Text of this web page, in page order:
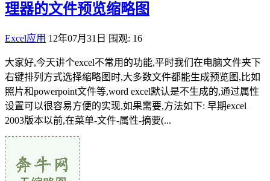
理器的文件预览缩略图
Excel应用 12年07月31日 围观: 16
大家好,今天讲个excel不常用的功能,平时我们在电脑文件夹下
右键排列方式选择缩略图时,大多数文件都能生成预览图,比如
照片和powerpoint文件等,word excel默认是不生成的,通过属性
设置可以很容易方便的实现,如果需要,方法如下: 早期excel
2003版本以前,在菜单-文件-属性-摘要(...